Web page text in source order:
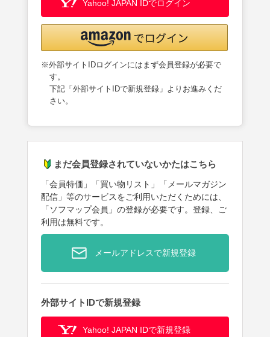
Yahoo! JAPAN IDでログイン
※外部サイトIDログインにはまず会員登録が必要で
す。
下記「外部サイトIDで新規登録」よりお進みくだ
さい。
まだ会員登録されていないかたはこちら
「会員特価」「買い物リスト」「メールマガジン
配信」等のサービスをご利用いただくためには、
「ソフマップ会員」の登録が必要です。登録、ご
利用は無料です。
メールアドレスで新規登録
外部サイトIDで新規登録
Yahoo! JAPAN IDで新規登録